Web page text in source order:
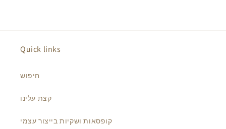
Quick links
חיפוש
קצת עלינו
קופסאות ושקיות בייצור עצמי